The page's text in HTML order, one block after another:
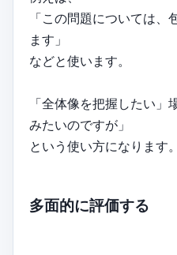
「この問題については、
ます」
などと使います。
「全体像を把握したい
みたいのですが」
という使い方になります。
多面的に評価する